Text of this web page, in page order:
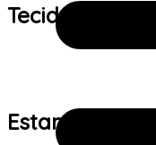
Tecido:
Estampa: